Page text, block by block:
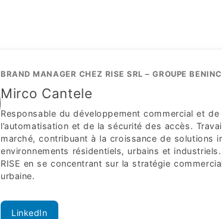
BRAND MANAGER CHEZ RISE SRL – GROUPE
Mirco Cantele
Responsable du développement commercial et
l’automatisation et de la sécurité des accès.
marché, contribuant à la croissance de solutions
environnements résidentiels, urbains et
RISE en se concentrant sur la stratégie
urbaine.
LinkedIn